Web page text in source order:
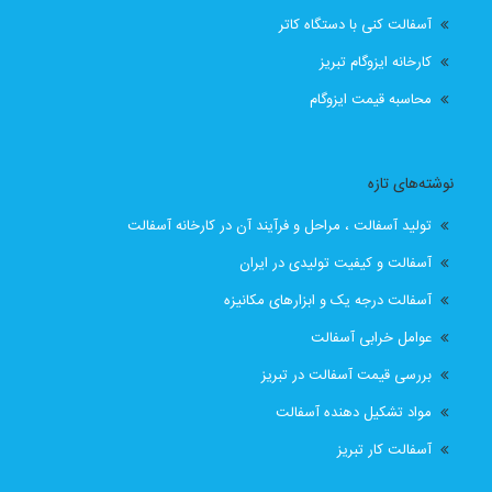
قیمت انواع ایزوگام در تبریز
قیمت ایزوگام آذربام حفاظ
قیمت ایزوگام تبریز
قیمت بهترین ایزوگام
لیست قیمت ایزوگام تبریز
لیست قیمت ایزوگام در تبریز
نصب رایگان
نصب رایگان ایزوگام در تبریز
آسفالت کنی با دستگاه کاتر
کارخانه ایزوگام تبریز
محاسبه قیمت ایزوگام
نوشته‌های تازه
تولید آسفالت ، مراحل و فرآیند آن در کارخانه آسفالت
آسفالت و کیفیت تولیدی در ایران
آسفالت درجه یک و ابزارهای مکانیزه
عوامل خرابی آسفالت
بررسی قیمت آسفالت در تبریز
مواد تشکیل دهنده آسفالت
آسفالت کار تبریز